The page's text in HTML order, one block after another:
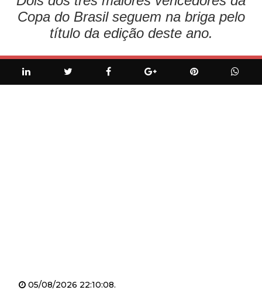
Copa do Brasil seguem na briga pelo
título da edição deste ano.
05/08/2026 22:10:08.